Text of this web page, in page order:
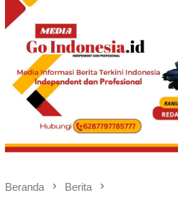
Beranda Berita